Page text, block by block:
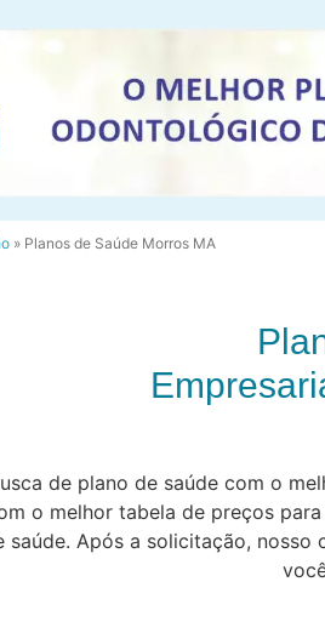
» Planos de Saúde Morros MA
de plano de saúde com o
o melhor tabela de preços
saúde. Após a solicitação,